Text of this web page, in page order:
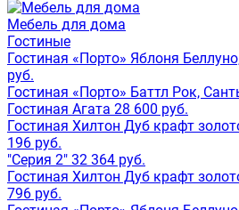
Мебель для дома
Гостиные
Гостиная «Порто» Яблоня
руб.
Гостиная «Порто» Баттл Рок,
Гостиная Агата 28 600 руб.
Гостиная Хилтон Дуб крафт
196 руб.
"Серия 2" 32 364 руб.
Гостиная Хилтон Дуб крафт
796 руб.